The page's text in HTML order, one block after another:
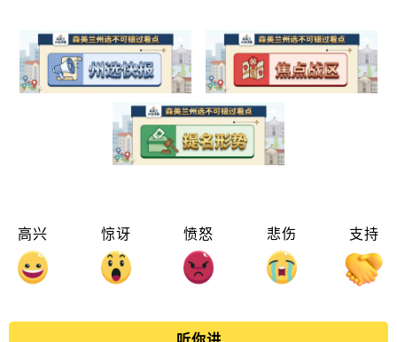
高兴 惊讶 愤怒 悲伤 支持